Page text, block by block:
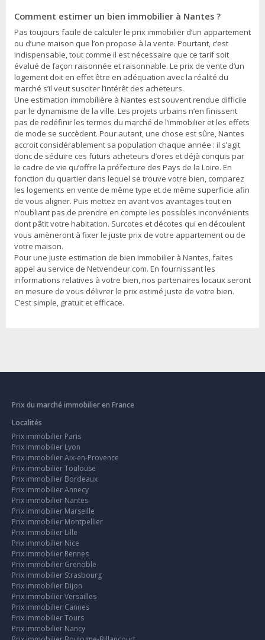
Comment estimer un bien immobilier à Nantes ?
Pas toujours facile de calculer le prix immobilier d’un appartement
ou d’une maison que l’on propose à la vente. Pourtant, c’est
indispensable, tout comme il est nécessaire que ce tarif soit
évalué de façon raisonnée et raisonnable. Le prix de vente d’un
logement doit en effet être en adéquation avec la réalité du
marché s’il veut susciter l’intérêt des acheteurs.
Une estimation immobilière à Nantes est souvent rendue difficile
par le dynamisme de la ville. Les projets urbains n’en finissent
pas de redéfinir les termes du marché de l’immobilier et les effets
de mode se succèdent. Pour autant, une chose est sûre, Nantes
accroit considérablement sa population chaque année : il s’agit
donc de séduire ces futurs acheteurs d’ores et déjà conquis par
le cadre de vie qu’offre la préfecture des Pays de la Loire. En
fonction du quartier dans lequel se trouve votre bien, comparez
les logements en vente de même type et de même superficie afin
de vous aligner. Puis mettez en avant vos avantages tout en
n’oubliant pas de prendre en compte les possibles inconvénients
dont pâtit votre habitation. Surcotes et décotes qui en découlent
vous amèneront à fixer le juste prix de votre appartement ou de
votre maison.
Pour une juste estimation de bien immobilier à Nantes, faites
appel au service de Netvendeur.com. En fournissant les
informations relatives à votre bien, nos partenaires locaux seront
en mesure de vous délivrer le prix estimé juste de votre bien.
C’est simple, gratuit et efficace.
Prix du marché immobilier en France
Localités
Prix immobilier Paris
Prix immobilier Lyon
Prix immobilier Aix-en-Provence
Prix immobilier Toulouse
Prix immobilier Bordeaux
Prix immobilier Annecy
Prix immobilier Nantes
Prix immobilier Marseille
Prix immobilier Montpellier
Prix immobilier Lille
Prix immobilier Nice
Prix immobilier Rennes
Prix immobilier Grenoble
Prix immobilier Strasbourg
Prix immobilier Dijon
Prix immobilier Versailles
Prix immobilier Cannes
Prix immobilier Tours
Prix immobilier Nancy